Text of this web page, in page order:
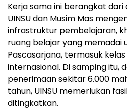
Kerja sama ini berangkat
UINSU dan Musim Mas
infrastruktur pembelajaran,
ruang belajar yang memadai
Pascasarjana, termasuk
internasional. Di samping itu,
penerimaan sekitar 6.000
tahun, UINSU memerlukan
ditingkatkan.